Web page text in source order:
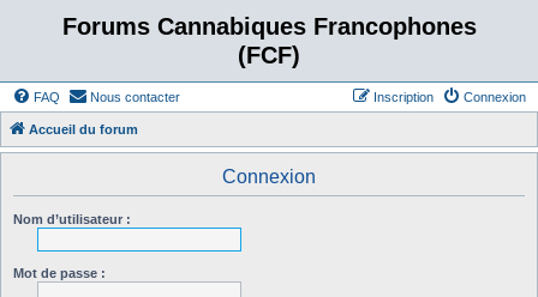
Forums Cannabiques Francophones
(FCF)
FAQ Nous contacter Connexion
Inscription
Accueil du forum
Connexion
Nom d’utilisateur :
Mot de passe :